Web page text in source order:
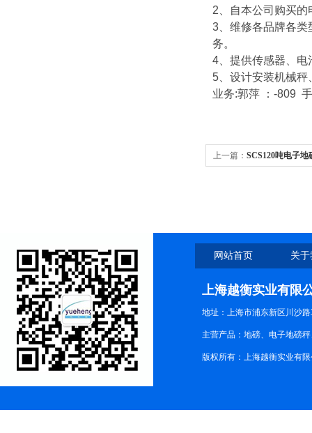
2 、自本公司购买
3 、维修各品牌各
务。
4 、提供传感器、
5 、设计安装机械
业务:郭萍 ： -809
上一篇： SCS120吨电子
网站首页 关
上海越衡实业有限
地址：上海市浦东新区川沙路
主营产品：地磅、电子地磅
版权所有：上海越衡实业有